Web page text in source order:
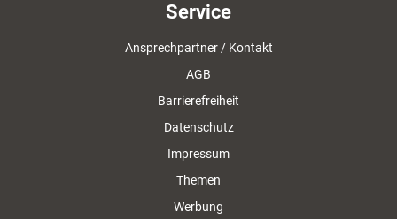
Service
Ansprechpartner / Kontakt
AGB
Barrierefreiheit
Datenschutz
Impressum
Themen
Werbung